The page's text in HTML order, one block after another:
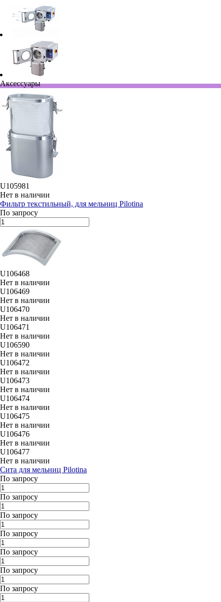
Аксессуары
U105981
Нет в наличии
Фильтр текстильный, для мельниц Pilotina
По запросу
U106468
Нет в наличии
U106469
Нет в наличии
U106470
Нет в наличии
U106471
Нет в наличии
U106590
Нет в наличии
U106472
Нет в наличии
U106473
Нет в наличии
U106474
Нет в наличии
U106475
Нет в наличии
U106476
Нет в наличии
U106477
Нет в наличии
Сита для мельниц Pilotina
По запросу
По запросу
По запросу
По запросу
По запросу
По запросу
По запросу